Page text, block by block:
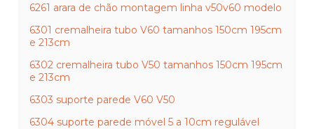
6261 arara de chão montagem linha v50v60 modelo
6301 cremalheira tubo V60 tamanhos 150cm 195cm
e 213cm
6302 cremalheira tubo V50 tamanhos 150cm 195cm
e 213cm
6303 suporte parede V60 V50
6304 suporte parede móvel 5 a 10cm regulável